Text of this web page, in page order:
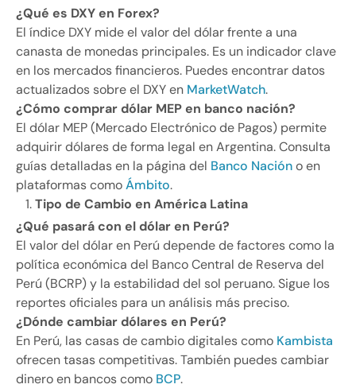
¿Qué es DXY en Forex?
El índice DXY mide el valor del dólar frente a una
canasta de monedas principales. Es un indicador clave
en los mercados financieros. Puedes encontrar datos
actualizados sobre el DXY en MarketWatch.
¿Cómo comprar dólar MEP en banco nación?
El dólar MEP (Mercado Electrónico de Pagos) permite
adquirir dólares de forma legal en Argentina. Consulta
guías detalladas en la página del Banco Nacióno en
plataformas comoÁmbito.
Tipo de Cambio en América Latina
¿Qué pasará con el dólar en Perú?
El valor del dólar en Perú depende de factores como la
política económica del Banco Central de Reserva del
Perú (BCRP) y la estabilidad del sol peruano. Sigue los
reportes oficiales para un análisis más preciso.
¿Dónde cambiar dólares en Perú?
En Perú, las casas de cambio digitales como Kambista
ofrecen tasas competitivas. También puedes cambiar
dinero en bancos como BCP.